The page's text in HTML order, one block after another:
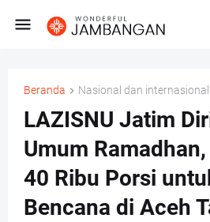
Beranda Nasional dan internasional
LAZISNU Jatim
Umum
40 Ribu Porsi
Bencana di Aceh